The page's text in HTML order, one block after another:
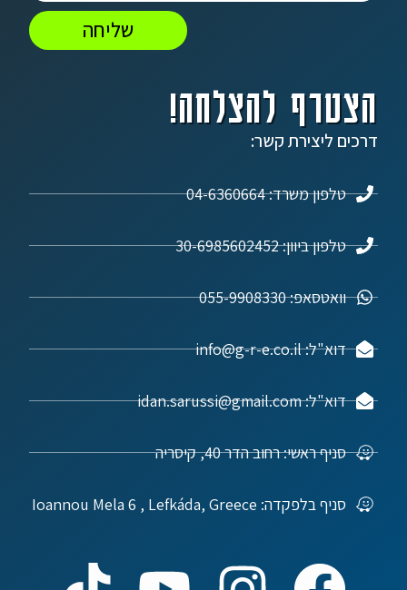
הצטרף להצלחה!
דרכים ליצירת קשר:
טלפון משרד: 04-6360664
טלפון ביוון: 30-6985602452
וואטסאפ: 055-9908330
דוא"ל: info@g-r-e.co.il
דוא"ל: idan.sarussi@gmail.com
סניף ראשי: רחוב הדר 40, קיסריה
סניף בלפקדה: Ioannou Mela 6 , Lefkáda, Greece
שליחה